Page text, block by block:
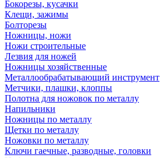
Бокорезы, кусачки
Клещи, зажимы
Болторезы
Ножницы, ножи
Ножи строительные
Лезвия для ножей
Ножницы хозяйственные
Металлообрабатывающий инструмент
Метчики, плашки, клоппы
Полотна для ножовок по металлу
Напильники
Ножницы по металлу
Щетки по металлу
Ножовки по металлу
Ключи гаечные, разводные, головки